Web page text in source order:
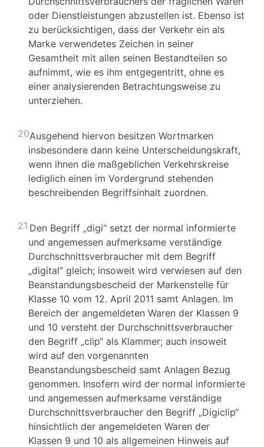
oder Dienstleistungen abzustellen ist. Ebenso ist
zu berücksichtigen, dass der Verkehr ein als
Marke verwendetes Zeichen in seiner
Gesamtheit mit allen seinen Bestandteilen so
aufnimmt, wie es ihm entgegentritt, ohne es
einer analysierenden Betrachtungsweise zu
unterziehen.
20Ausgehend hiervon besitzen Wortmarken
insbesondere dann keine Unterscheidungskraft,
wenn ihnen die maßgeblichen Verkehrskreise
lediglich einen im Vordergrund stehenden
beschreibenden Begriffsinhalt zuordnen.
21 Den Begriff „digi“ setzt der normal informierte
und angemessen aufmerksame verständige
Durchschnittsverbraucher mit dem Begriff
„digital“ gleich; insoweit wird verwiesen auf den
Beanstandungsbescheid der Markenstelle für
Klasse 10 vom 12. April 2011 samt Anlagen. Im
Bereich der angemeldeten Waren der Klassen 9
und 10 versteht der Durchschnittsverbraucher
den Begriff „clip“ als Klammer; auch insoweit
wird auf den vorgenannten
Beanstandungsbescheid samt Anlagen Bezug
genommen. Insofern wird der normal informierte
und angemessen aufmerksame verständige
Durchschnittsverbraucher den Begriff „Digiclip“
hinsichtlich der angemeldeten Waren der
Klassen 9 und 10 als allgemeinen Hinweis auf